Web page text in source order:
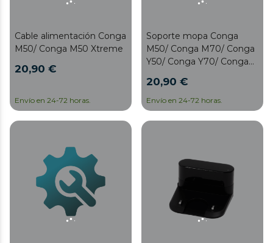
Cable alimentación Conga
M50/ Conga M50 Xtreme
20,90 €
Envío en 24-72 horas.
Soporte mopa Conga
M50/ Conga M70/ Conga
Y50/ Conga Y70/ Conga
Xtreme
20,90 €
Envío en 24-72 horas.